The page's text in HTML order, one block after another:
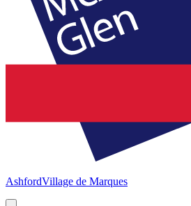
AshfordVillage de Marques